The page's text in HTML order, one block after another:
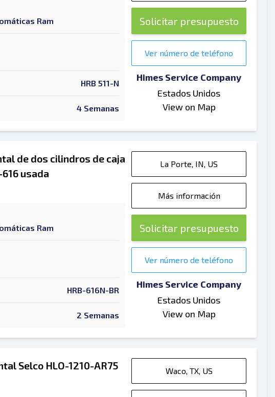
Ram
HRB 511-N
4 Semanas
Solicitar presupuesto
Ver número de teléfono
Himes Service Company
Estados Unidos
View on Map
de dos cilindros de caja
usada
Ram
HRB-616N-BR
2 Semanas
La Porte, IN, US
Más información
Solicitar presupuesto
Ver número de teléfono
Himes Service Company
Estados Unidos
View on Map
Selco HLO-1210-AR75
Waco, TX, US